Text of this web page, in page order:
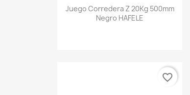
Vista rápida
Juego Corredera Z 20Kg 500mm
Negro HAFELE
favorite_border